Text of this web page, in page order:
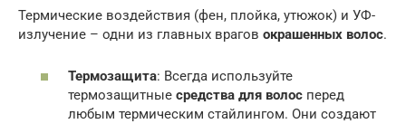
Термические воздействия (фен, плойка, утюжок) и УФ-
излучение – одни из главных врагов окрашенных волос.
Термозащита: Всегда используйте
термозащитные средства для волос перед
любым термическим стайлингом. Они создают